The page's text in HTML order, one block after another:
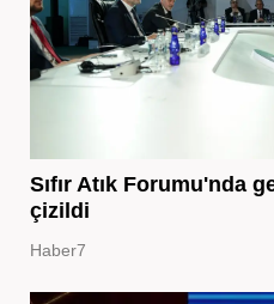
Sıfır Atık Forumu'nda
çizildi
Haber7